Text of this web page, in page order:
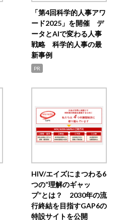
「第4回科学的人事アワ
ード2025」を開催 デ
ータとAIで変わる人事
戦略 科学的人事の最
新事例
PR
HIV/エイズにまつわる6
つの“理解のギャッ
プ”とは？ 2030年の流
行終結を目指すGAP6の
特設サイトを公開